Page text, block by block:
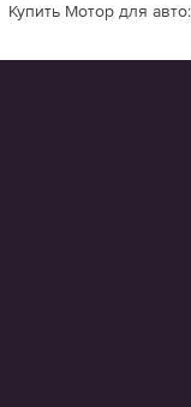
Купить Мотор для авто: